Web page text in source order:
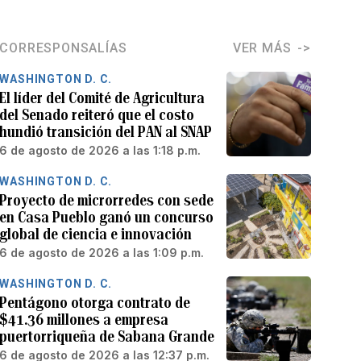
CORRESPONSALÍAS VER MÁS
WASHINGTON D. C.
El líder del Comité de Agricultura
del Senado reiteró que el costo
hundió transición del PAN al SNAP
6 de agosto de 2026 a las 1:18 p.m.
WASHINGTON D. C.
Proyecto de microrredes con sede
en Casa Pueblo ganó un concurso
global de ciencia e innovación
6 de agosto de 2026 a las 1:09 p.m.
WASHINGTON D. C.
Pentágono otorga contrato de
$41.36 millones a empresa
puertorriqueña de Sabana Grande
6 de agosto de 2026 a las 12:37 p.m.